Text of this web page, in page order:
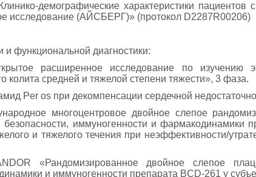
демографические характеристики
исследование (АЙСБЕРГ)» (протокол D2287R00206)
и функциональной диагностики:
расширенное исследование по
колита средней и тяжелой степени тяжести», 3 фаза.
Рer os при декомпенсации сердечной
многоцентровое двойное слепое
иммуногенности и
и тяжелого течения при неэффективности/
«Рандомизированное двойное слепое
и иммуногенности препарата BCD-261 у